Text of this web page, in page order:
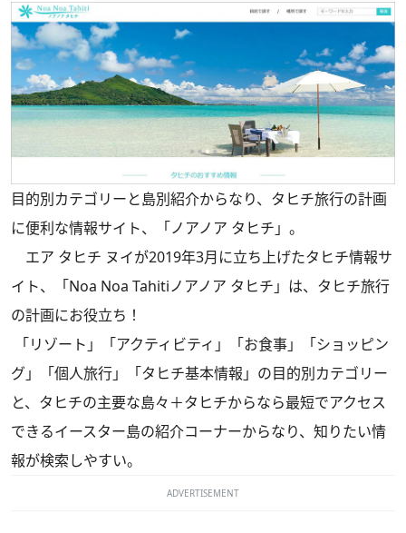
目的別カテゴリーと島別紹介からなり、タヒチ旅行の計画
に便利な情報サイト、「ノアノア タヒチ」。
エア タヒチ ヌイが2019年3月に立ち上げたタヒチ情報サ
イト、「Noa Noa Tahitiノアノア タヒチ」は、タヒチ旅行
の計画にお役立ち！
「リゾート」「アクティビティ」「お食事」「ショッピン
グ」「個人旅行」「タヒチ基本情報」の目的別カテゴリー
と、タヒチの主要な島々＋タヒチからなら最短でアクセス
できるイースター島の紹介コーナーからなり、知りたい情
報が検索しやすい。
ADVERTISEMENT